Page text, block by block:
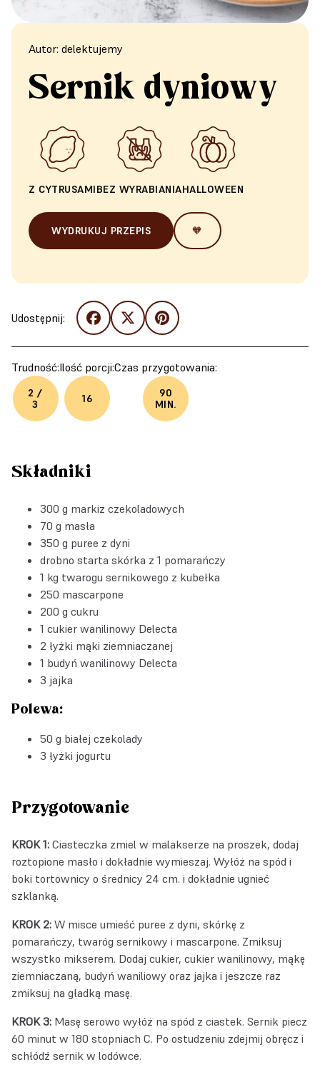
Autor: delektujemy
Sernik dyniowy
Z CYTRUSAMIBEZ WYRABIANIAHALLOWEEN
WYDRUKUJ PRZEPIS 🧡
Udostępnij:
Trudność:
2 /
3
Ilość porcji:
16
Czas przygotowania:
90
MIN.
Składniki
300 g markiz czekoladowych
70 g masła
350 g puree z dyni
drobno starta skórka z 1 pomarańczy
1 kg twarogu sernikowego z kubełka
250 mascarpone
200 g cukru
1 cukier wanilinowy Delecta
2 łyżki mąki ziemniaczanej
1 budyń wanilinowy Delecta
3 jajka
Polewa:
50 g białej czekolady
3 łyżki jogurtu
Przygotowanie
KROK 1: Ciasteczka zmiel w malakserze na proszek, dodaj
roztopione masło i dokładnie wymieszaj. Wyłóż na spód i
boki tortownicy o średnicy 24 cm. i dokładnie ugnieć
szklanką.
KROK 2: W misce umieść puree z dyni, skórkę z
pomarańczy, twaróg sernikowy i mascarpone. Zmiksuj
wszystko mikserem. Dodaj cukier, cukier wanilinowy, mąkę
ziemniaczaną, budyń waniliowy oraz jajka i jeszcze raz
zmiksuj na gładką masę.
KROK 3: Masę serowo wyłóż na spód z ciastek. Sernik piecz
60 minut w 180 stopniach C. Po ostudzeniu zdejmij obręcz i
schłódź sernik w lodówce.